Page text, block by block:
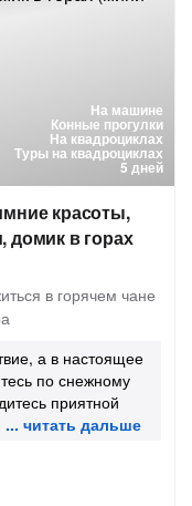
На машине
Конные прогулки
На квадроциклах
Туры на квадроциклах
5 дней
красоты,
домик в горах
в горячем чане
а в настоящее
по снежному
приятной